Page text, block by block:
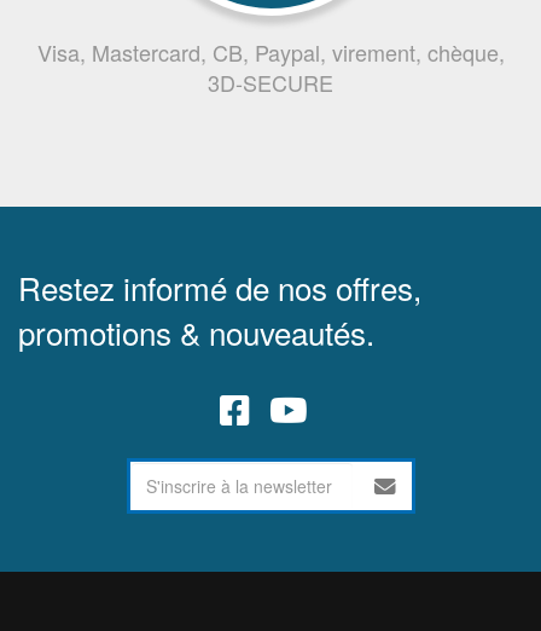
Visa, Mastercard, CB, Paypal, virement, chèque,
3D-SECURE
Restez informé de nos offres,
promotions & nouveautés.